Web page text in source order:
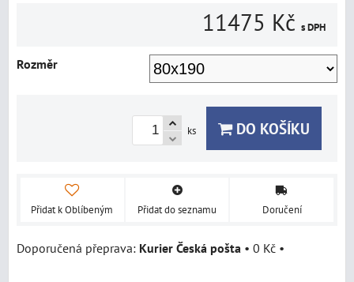
11475 Kč s DPH
Rozměr
ks DO KOŠÍKU
Přidat k Oblíbeným Přidat do seznamu Doručení
Kurier Česká pošta • 0 Kč •